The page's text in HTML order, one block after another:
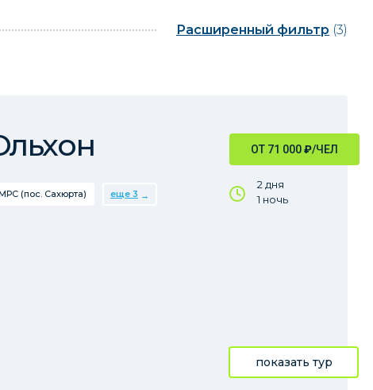
Расширенный фильтр (3)
ОТ 71 000₽/ЧЕЛ
2 дня
1 ночь
(пос. Сахюрта) еще 3
показать тур